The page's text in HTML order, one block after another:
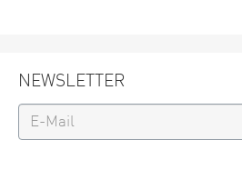
NEWSLETTER